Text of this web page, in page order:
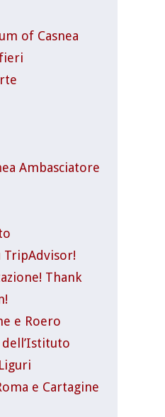
of Casnea
Ambasciatore
TripAdvisor!
Thank
e Roero
e Cartagine